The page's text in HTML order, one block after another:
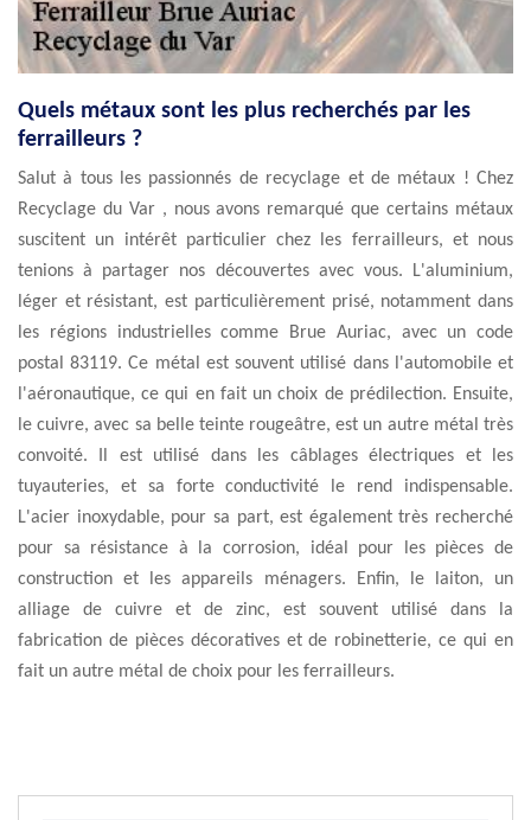
Quels métaux sont les plus recherchés par les
ferrailleurs ?
Salut à tous les passionnés de recyclage et de métaux ! Chez
Recyclage du Var , nous avons remarqué que certains métaux
suscitent un intérêt particulier chez les ferrailleurs, et nous
tenions à partager nos découvertes avec vous. L'aluminium,
léger et résistant, est particulièrement prisé, notamment dans
les régions industrielles comme Brue Auriac, avec un code
postal 83119. Ce métal est souvent utilisé dans l'automobile et
l'aéronautique, ce qui en fait un choix de prédilection. Ensuite,
le cuivre, avec sa belle teinte rougeâtre, est un autre métal très
convoité. Il est utilisé dans les câblages électriques et les
tuyauteries, et sa forte conductivité le rend indispensable.
L'acier inoxydable, pour sa part, est également très recherché
pour sa résistance à la corrosion, idéal pour les pièces de
construction et les appareils ménagers. Enfin, le laiton, un
alliage de cuivre et de zinc, est souvent utilisé dans la
fabrication de pièces décoratives et de robinetterie, ce qui en
fait un autre métal de choix pour les ferrailleurs.